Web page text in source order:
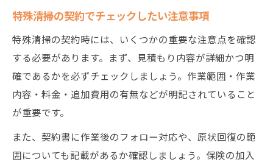
特殊清掃の契約でチェックしたい注意事項
特殊清掃の契約時には、いくつかの重要な注意点を確認
する必要があります。まず、見積もり内容が詳細かつ明
確であるかを必ずチェックしましょう。作業範囲・作業
内容・料金・追加費用の有無などが明記されていること
が重要です。
また、契約書に作業後のフォロー対応や、原状回復の範
囲についても記載があるか確認しましょう。保険の加入